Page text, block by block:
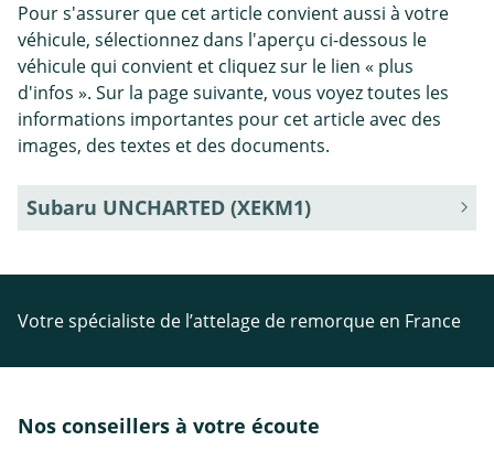
Pour s'assurer que cet article convient aussi à votre
véhicule, sélectionnez dans l'aperçu ci-dessous le
véhicule qui convient et cliquez sur le lien « plus
d'infos ». Sur la page suivante, vous voyez toutes les
informations importantes pour cet article avec des
images, des textes et des documents.
Subaru UNCHARTED (XEKM1)
Votre spécialiste de l’attelage de remorque en France
Nos conseillers à votre écoute